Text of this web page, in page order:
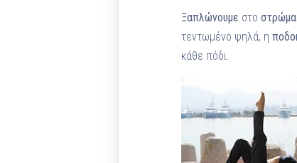
Ξαπλώνουμε στο στρώμα
τεντωμένο ψηλά, η
κάθε πόδι.